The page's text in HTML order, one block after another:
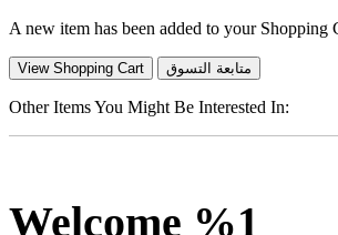
A new item has been added to your Shopping
View Shopping Cart متابعة التسوق
Other Items You Might Be Interested In:
Welcome %1